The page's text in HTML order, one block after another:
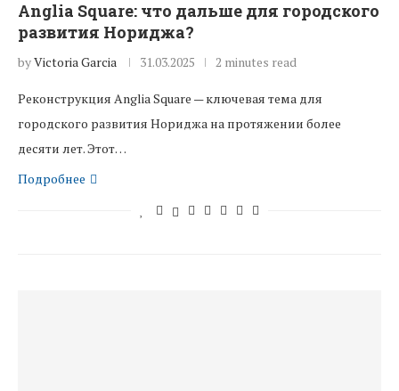
Anglia Square: что дальше для городского
развития Нориджа?
byVictoria Garcia 31.03.2025 2 minutes read
Реконструкция Anglia Square — ключевая тема для
городского развития Нориджа на протяжении более
десяти лет. Этот…
Подробнее